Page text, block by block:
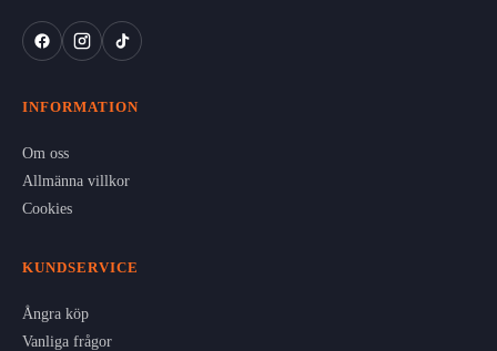
INFORMATION
Om oss
Allmänna villkor
Cookies
KUNDSERVICE
Ångra köp
Vanliga frågor